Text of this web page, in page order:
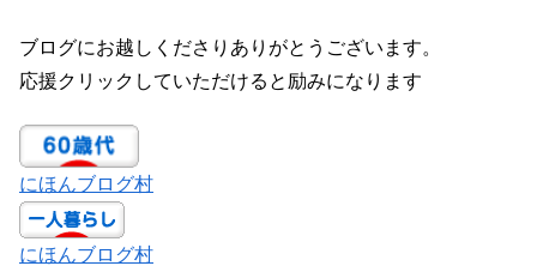
ブログにお越しくださりありがとうございます。
応援クリックしていただけると励みになります
にほんブログ村
にほんブログ村